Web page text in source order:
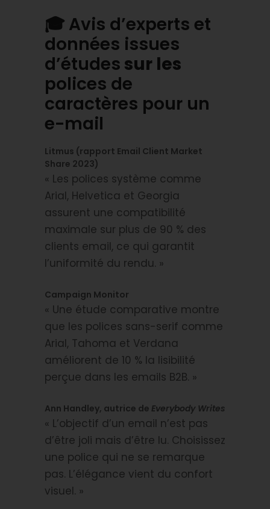
🎓 Avis d’experts et
données issues
d’études sur les
polices de
caractères pour un
e-mail
Litmus (rapport Email Client Market
Share 2023)
« Les polices système comme
Arial, Helvetica et Georgia
assurent une compatibilité
maximale sur plus de 90 % des
clients email, ce qui garantit
l’uniformité du rendu. »
Campaign Monitor
« Une étude comparative montre
que les polices sans-serif comme
Arial, Tahoma et Verdana
améliorent de 10 % la lisibilité
perçue dans les emails B2B. »
Ann Handley, autrice de Everybody Writes
« L’objectif d’un email n’est pas
d’être joli mais d’être lu. Choisissez
une police qui ne se remarque
pas. L’élégance vient du confort
visuel. »